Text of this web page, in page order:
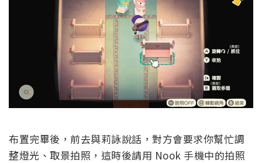
布置完畢後，前去與莉詠說話，對方會要求你幫忙調
整燈光、取景拍照，這時後請用 Nook 手機中的拍照